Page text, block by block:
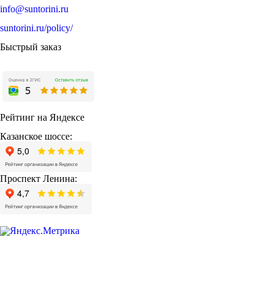
info@suntorini.ru
suntorini.ru/policy/
Быстрый заказ
Рейтинг на Яндексе
Казанское шоссе:
Проспект Ленина: